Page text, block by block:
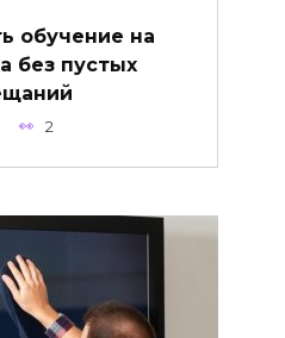
обучение на
без пустых
2